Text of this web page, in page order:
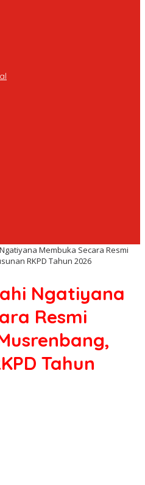
Membuka Secara Resmi
RKPD Tahun 2026
Ngatiyana
Resmi
Tahun